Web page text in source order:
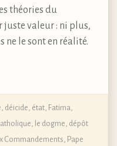
théories du
juste valeur : ni plus,
ne le sont en réalité.
déicide état Fatima
le dogme, dépôt
Commandements Pape